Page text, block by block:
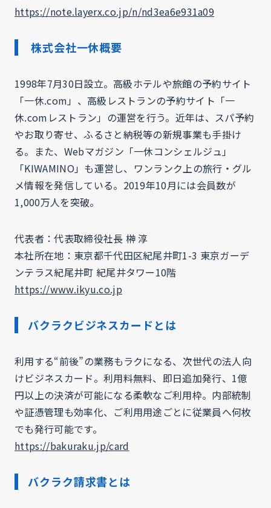
https://note.layerx.co.jp/n/nd3ea6e931a09
株式会社一休概要
1998年7月30日設立。高級ホテルや旅館の予約サイト
「一休.com」、高級レストランの予約サイト「一
休.comレストラン」の運営を行う。近年は、スパ予約
やお取り寄せ、ふるさと納税等の新規事業も手掛け
る。また、Webマガジン「一休コンシェルジュ」
「KIWAMINO」も運営し、ワンランク上の旅行・グル
メ情報を発信している。2019年10月には会員数が
1,000万人を突破。
代表者：代表取締役社長 榊󠄀 淳
本社所在地：東京都千代田区紀尾井町1-3 東京ガーデ
ンテラス紀尾井町 紀尾井タワー10階
https://www.ikyu.co.jp
バクラクビジネスカードとは
利用する“前後”の業務もラクになる、次世代の法人向
けビジネスカード。利用料無料、即日追加発行、1億
円以上の決済が可能になる柔軟なご利用枠。内部統制
や証憑管理も効率化、ご利用用途ごとに従業員へ何枚
でも発行可能です。
https://bakuraku.jp/card
バクラク請求書とは